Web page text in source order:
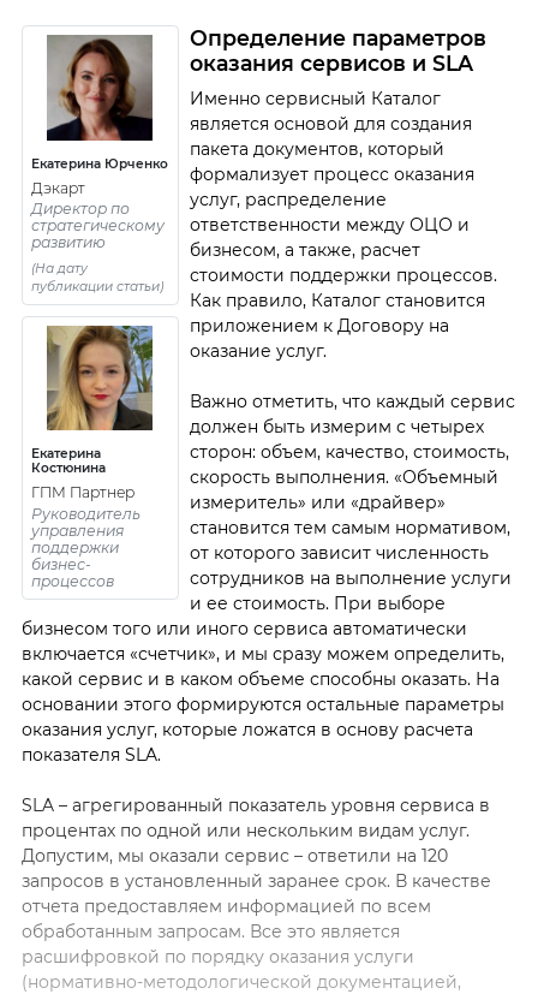
Екатерина Юрченко
Дэкарт
Директор по
стратегическому
развитию
(На дату
публикации статьи)
Екатерина
Костюнина
ГПМ Партнер
Руководитель
управления
поддержки
бизнес-
процессов
Определение параметров
оказания сервисов и SLA
Именно сервисный Каталог
является основой для создания
пакета документов, который
формализует процесс оказания
услуг, распределение
ответственности между ОЦО и
бизнесом, а также, расчет
стоимости поддержки процессов.
Как правило, Каталог становится
приложением к Договору на
оказание услуг.
Важно отметить, что каждый сервис
должен быть измерим с четырех
сторон: объем, качество, стоимость,
скорость выполнения. «Объемный
измеритель» или «драйвер»
становится тем самым нормативом,
от которого зависит численность
сотрудников на выполнение услуги
и ее стоимость. При выборе
бизнесом того или иного сервиса автоматически
включается «счетчик», и мы сразу можем определить,
какой сервис и в каком объеме способны оказать. На
основании этого формируются остальные параметры
оказания услуг, которые ложатся в основу расчета
показателя SLA.
SLA – агрегированный показатель уровня сервиса в
процентах по одной или нескольким видам услуг.
Допустим, мы оказали сервис – ответили на 120
запросов в установленный заранее срок. В качестве
отчета предоставляем информацией по всем
обработанным запросам. Все это является
расшифровкой по порядку оказания услуги
(нормативно-методологической документацией,